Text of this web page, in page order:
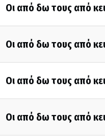
Οι από δω τους από
Οι από δω τους από
Οι από δω τους από
Οι από δω τους από